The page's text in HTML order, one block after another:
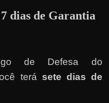
dias de Garantia
de Defesa do
terá sete dias de